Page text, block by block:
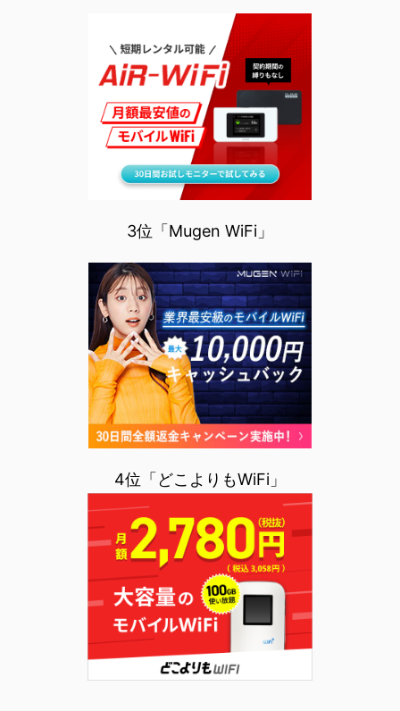
3位「Mugen WiFi」
4位「どこよりもWiFi」